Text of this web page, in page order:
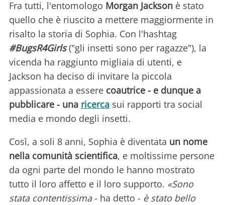
Fra tutti, l'entomologo Morgan Jackson è stato
quello che è riuscito a mettere maggiormente in
risalto la storia di Sophia. Con l'hashtag
#BugsR4Girls("gli insetti sono per ragazze"), la
vicenda ha raggiunto migliaia di utenti, e
Jackson ha deciso di invitare la piccola
appassionata a essere coautrice - e dunque a
pubblicare - una ricerca sui rapporti tra social
media e mondo degli insetti.
Così, a soli 8 anni, Sophia è diventata un nome
nella comunità scientifica, e moltissime persone
da ogni parte del mondo le hanno mostrato
tutto il loro affetto e il loro supporto. «Sono
stata contentissima- ha detto - è stato bello